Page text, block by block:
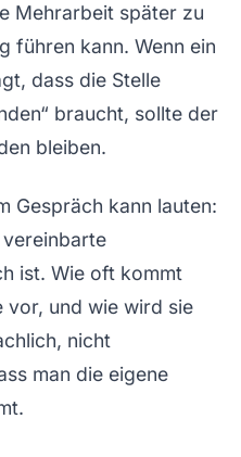
Mehrarbeit später zu
führen kann. Wenn ein
dass die Stelle
braucht, sollte der
bleiben.
Gespräch kann lauten:
ist. Wie oft kommt
vor, und wie wird sie
nicht
man die eigene